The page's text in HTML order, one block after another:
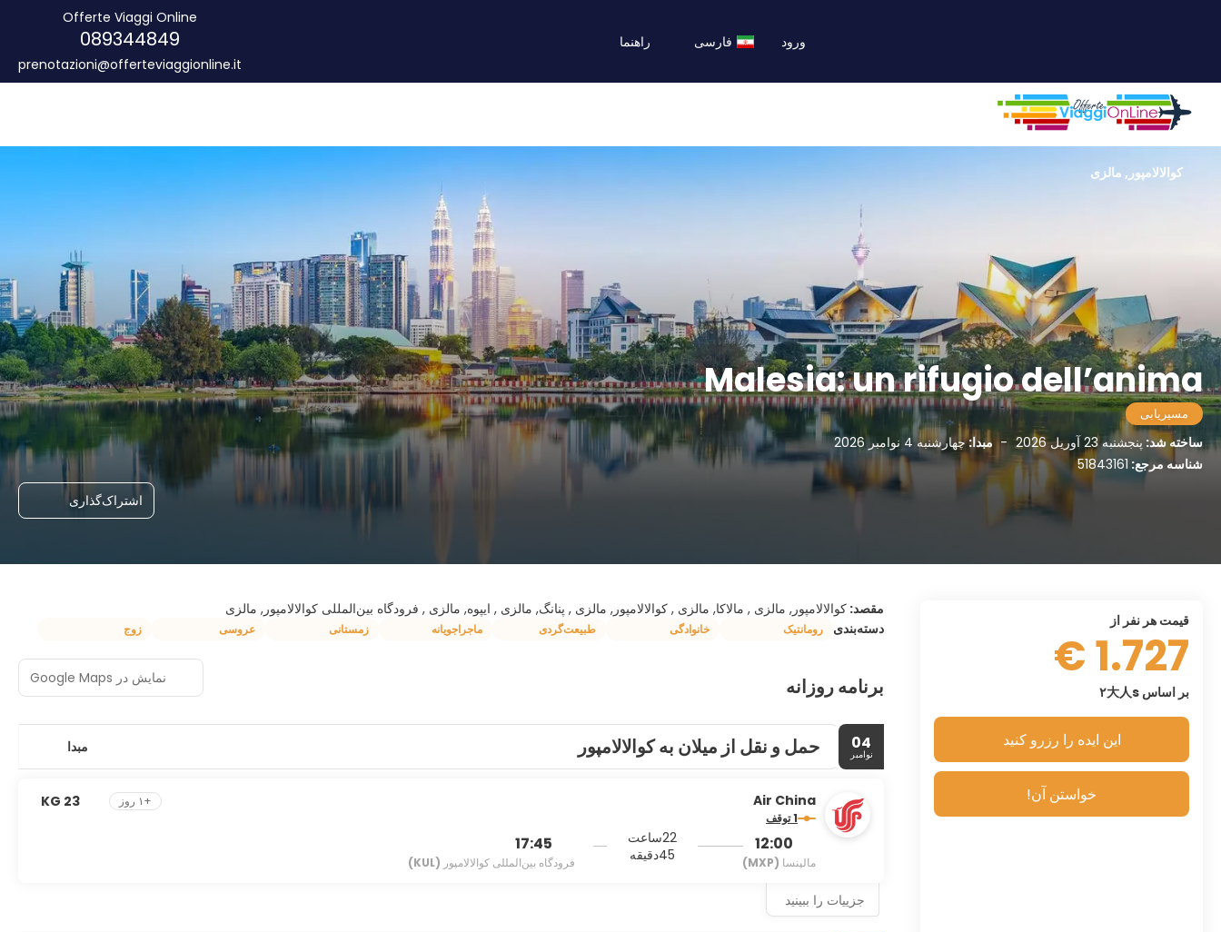
راهنما فارسی ورود
Offerte Viaggi Online
089344849
prenotazioni@offerteviaggionline.it
Malesia: un rifugio dell’anima
مسیریابی
ساخته شد: پنجشنبه 23 آوریل 2026 - مبدا:چهارشنبه 4 نوامبر 2026
شناسه مرجع: 51843161
اشتراک‌گذاری
کوالالامپور, مالزی
مقصد: کوالالامپور, مالزی , مالاکا, مالزی , کوالالامپور, مالزی , پنانگ, مالزی , ایپوه, مالزی , فرودگاه بین‌المللی کوالالامپور, مالزی
دسته‌بندی
رومانتیک خانوادگی طبیعت‌گردی ماجراجویانه زمستانی عروسی زوج
برنامه روزانه نمایش در Google Maps
04
نوامبر حمل و نقل از میلان به کوالالامپور مبدا
Air China
1 توقف
12:00
مالپنسا (MXP)
22ساعت
45دقیقه
17:45
فرودگاه بین‌المللی کوالالامپور (KUL)
+۱ روز 23 KG
جزییات را ببینید
قیمت هر نفر از
1.727 €
بر اساس ۲大人s
این ایده را رزرو کنید
خواستن آن!